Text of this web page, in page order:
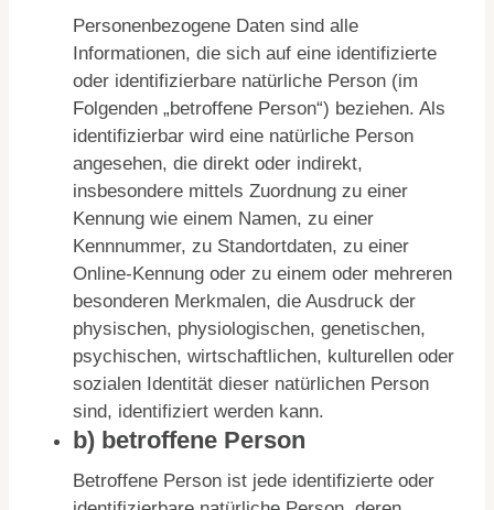
Personenbezogene Daten sind alle
Informationen, die sich auf eine identifizierte
oder identifizierbare natürliche Person (im
Folgenden „betroffene Person“) beziehen. Als
identifizierbar wird eine natürliche Person
angesehen, die direkt oder indirekt,
insbesondere mittels Zuordnung zu einer
Kennung wie einem Namen, zu einer
Kennnummer, zu Standortdaten, zu einer
Online-Kennung oder zu einem oder mehreren
besonderen Merkmalen, die Ausdruck der
physischen, physiologischen, genetischen,
psychischen, wirtschaftlichen, kulturellen oder
sozialen Identität dieser natürlichen Person
sind, identifiziert werden kann.
b) betroffene Person
Betroffene Person ist jede identifizierte oder